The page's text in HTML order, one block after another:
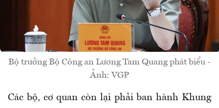
Bộ trưởng Bộ Công an Lương Tam Quang phát biểu -
Ảnh: VGP
Các bộ, cơ quan còn lại phải ban hành Khung